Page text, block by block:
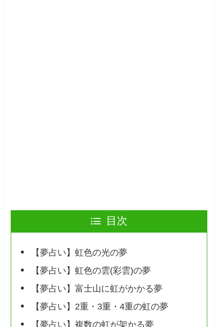
目次
【夢占い】虹色の光の夢
【夢占い】虹色の雲(彩雲)の夢
【夢占い】富士山に虹がかかる夢
【夢占い】2重・3重・4重の虹の夢
【夢占い】複数の虹が架かる夢